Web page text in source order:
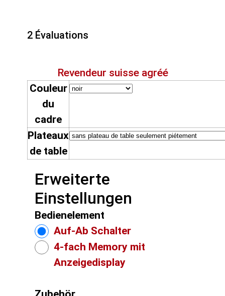
2 Évaluations
Revendeur suisse agréé
Couleur
du
cadre
Plateaux
de table
Erweiterte
Einstellungen
Bedienelement
Auf-Ab Schalter
4-fach Memory mit
Anzeigedisplay